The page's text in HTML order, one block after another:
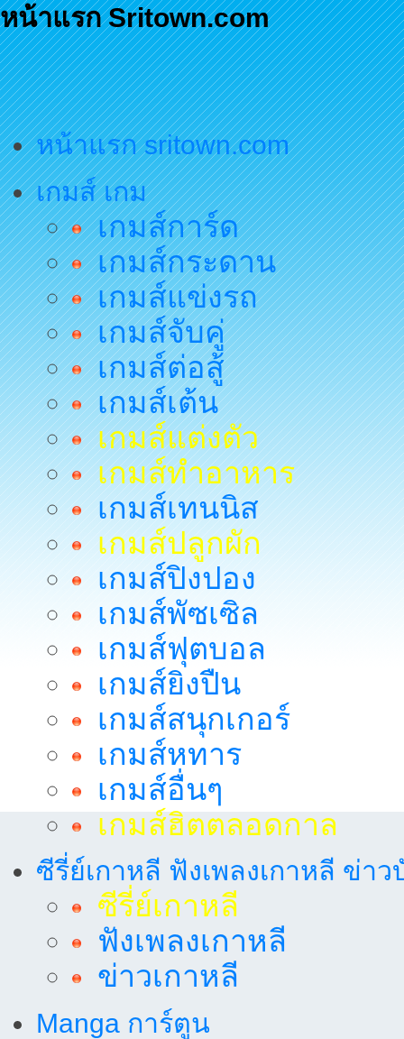
หน้าแรก Sritown.com
หน้าแรก sritown.com
เกมส์ เกม
เกมส์การ์ด
เกมส์กระดาน
เกมส์แข่งรถ
เกมส์จับคู่
เกมส์ต่อสู้
เกมส์เต้น
เกมส์แต่งตัว
เกมส์ทำอาหาร
เกมส์เทนนิส
เกมส์ปลูกผัก
เกมส์ปิงปอง
เกมส์พัซเซิล
เกมส์ฟุตบอล
เกมส์ยิงปืน
เกมส์สนุกเกอร์
เกมส์หทาร
เกมส์อื่นๆ
เกมส์ฮิตตลอดกาล
ซีรี่ย์เกาหลี ฟังเพลงเกาหลี ข่าว
ซีรี่ย์เกาหลี
ฟังเพลงเกาหลี
ข่าวเกาหลี
Manga การ์ตูน